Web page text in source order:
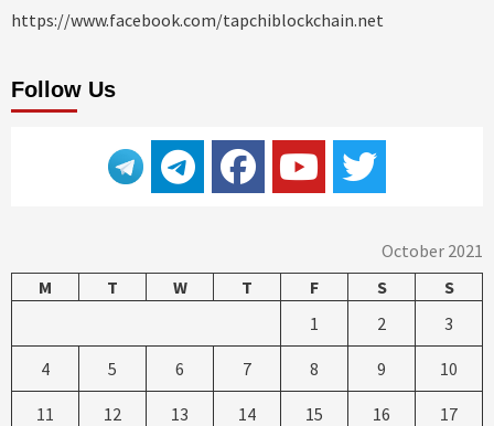
https://www.facebook.com/tapchiblockchain.net
Follow Us
October 2021
M
T W T F S
S
1
2 3
4 5 6 7 8 9 10
11 12 13 14 15 16 17